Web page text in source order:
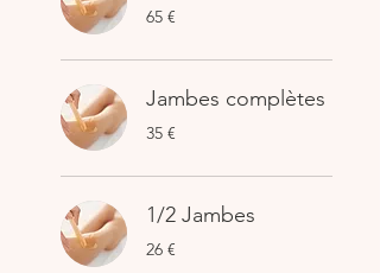
65
euros
65 €
Jambes complètes
35
euros
35 €
1/2 Jambes
26
euros
26 €